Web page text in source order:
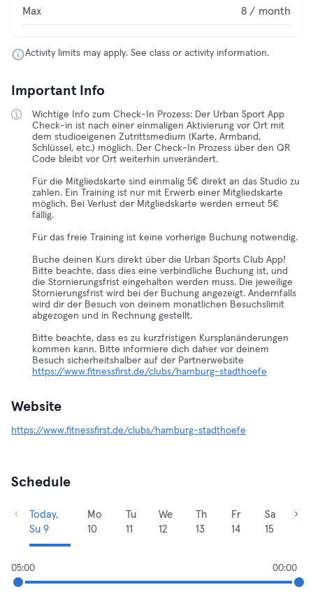
Max 8 / month
Activity limits may apply. See class or activity information.
Important Info
Wichtige Info zum Check-In Prozess: Der Urban Sport App
Check-in ist nach einer einmaligen Aktivierung vor Ort mit
dem studioeigenen Zutrittsmedium (Karte, Armband,
Schlüssel, etc.) möglich. Der Check-In Prozess über den QR
Code bleibt vor Ort weiterhin unverändert.
Für die Mitgliedskarte sind einmalig 5€ direkt an das Studio zu
zahlen. Ein Training ist nur mit Erwerb einer Mitgliedskarte
möglich. Bei Verlust der Mitgliedskarte werden erneut 5€
fällig.
Für das freie Training ist keine vorherige Buchung notwendig.
Buche deinen Kurs direkt über die Urban Sports Club App!
Bitte beachte, dass dies eine verbindliche Buchung ist, und
die Stornierungsfrist eingehalten werden muss. Die jeweilige
Stornierungsfrist wird bei der Buchung angezeigt. Andernfalls
wird dir der Besuch von deinem monatlichen Besuchslimit
abgezogen und in Rechnung gestellt.
Bitte beachte, dass es zu kurzfristigen Kursplanänderungen
kommen kann. Bitte informiere dich daher vor deinem
Besuch sicherheitshalber auf der Partnerwebsite
https://www.fitnessfirst.de/clubs/hamburg-stadthoefe
Website
https://www.fitnessfirst.de/clubs/hamburg-stadthoefe
Schedule
Today,
Su 9
Mo
10
Tu
11
We
12
Th
13
Fr
14
Sa
15
05:00 00:00